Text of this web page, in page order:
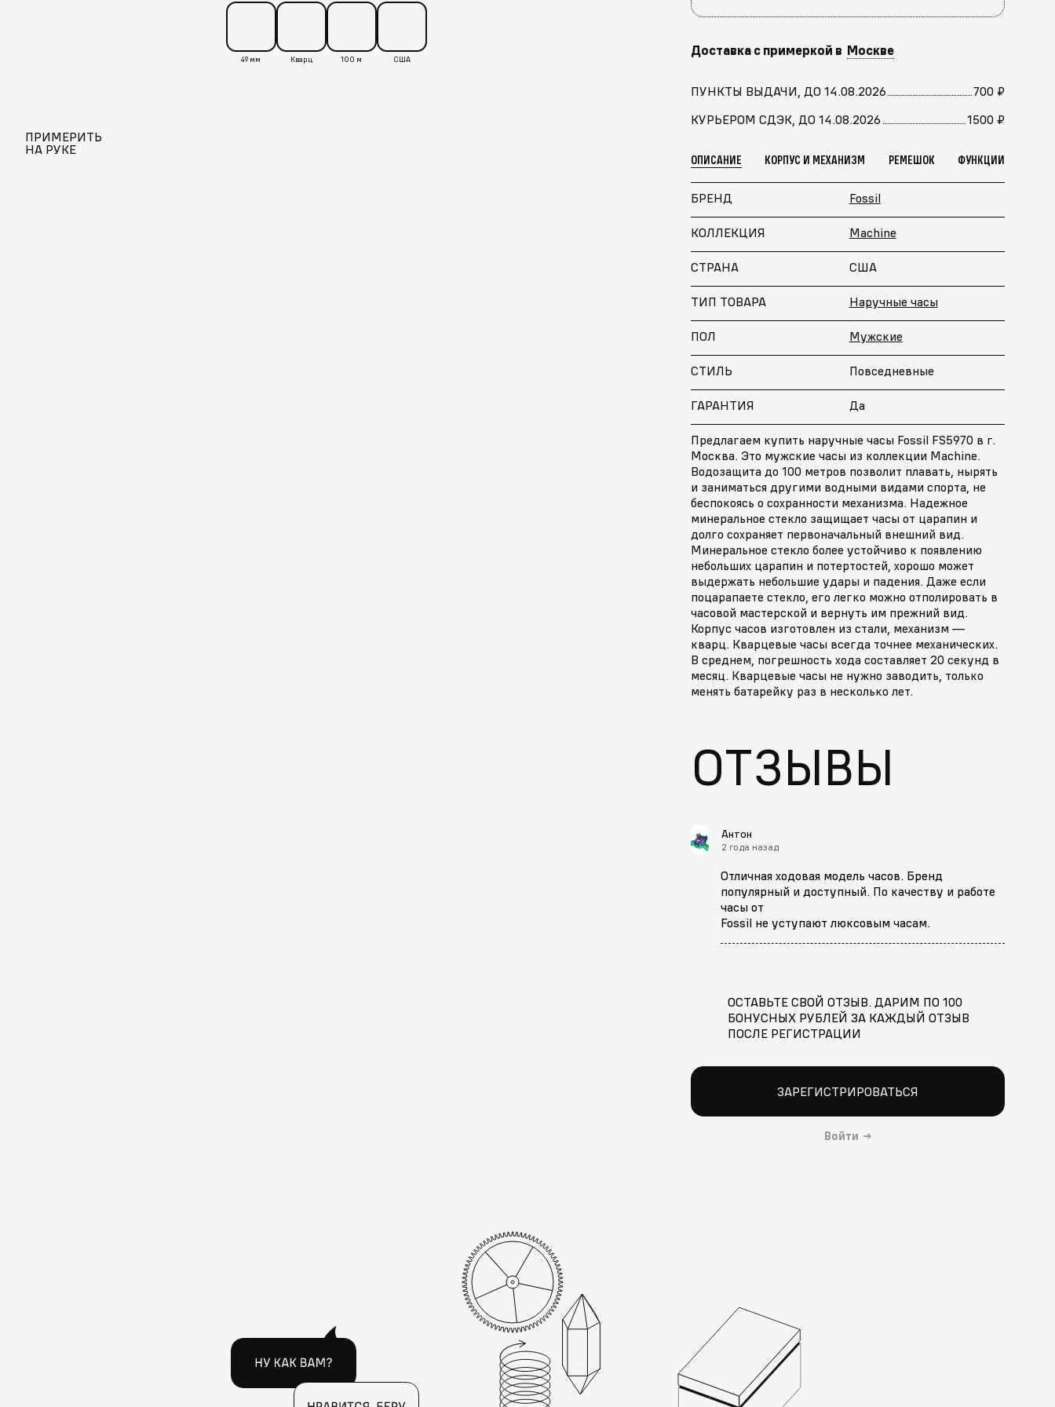
49 мм Кварц 100 м США
ПРИМЕРИТЬ
НА РУКЕ
Доставка с примеркой в Москве
ПУНКТЫ ВЫДАЧИ, ДО 14.08.2026
700 ₽
КУРЬЕРОМ СДЭК, ДО 14.08.2026
1500 ₽
ОПИСАНИЕ КОРПУС И МЕХАНИЗМ РЕМЕШОК ФУНКЦИИ
БРЕНД Fossil
КОЛЛЕКЦИЯ Machine
СТРАНА США
ТИП ТОВАРА Наручные часы
ПОЛ Мужские
СТИЛЬ Повседневные
ГАРАНТИЯ Да
Предлагаем купить наручные часы Fossil FS5970 в г.
Москва. Это мужские часы из коллекции Machine.
Водозащита до 100 метров позволит плавать, нырять
и заниматься другими водными видами спорта, не
беспокоясь о сохранности механизма. Надежное
минеральное стекло защищает часы от царапин и
долго сохраняет первоначальный внешний вид.
Минеральное стекло более устойчиво к появлению
небольших царапин и потертостей, хорошо может
выдержать небольшие удары и падения. Даже если
поцарапаете стекло, его легко можно отполировать в
часовой мастерской и вернуть им прежний вид.
Корпус часов изготовлен из стали, механизм —
кварц. Кварцевые часы всегда точнее механических.
В среднем, погрешность хода составляет 20 секунд в
месяц. Кварцевые часы не нужно заводить, только
менять батарейку раз в несколько лет.
ОТЗЫВЫ
Антон
2 года назад
Отличная ходовая модель часов. Бренд
популярный и доступный. По качеству и работе
часы от
Fossil не уступают люксовым часам.
ОСТАВЬТЕ СВОЙ ОТЗЫВ. ДАРИМ ПО 100
БОНУСНЫХ РУБЛЕЙ ЗА КАЖДЫЙ ОТЗЫВ
ПОСЛЕ РЕГИСТРАЦИИ
ЗАРЕГИСТРИРОВАТЬСЯ
Войти →